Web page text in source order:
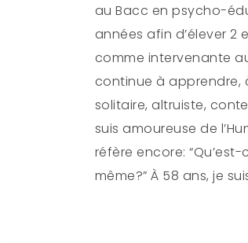
au Bacc en psycho-
années afin d’élever 2
comme intervenante
continue à apprendre,
solitaire, altruiste,
suis amoureuse de
réfère encore:
même?” À 58 ans, je